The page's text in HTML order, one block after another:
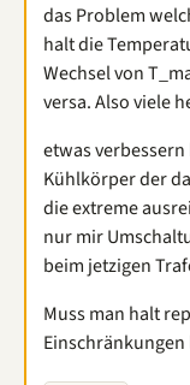
das Problem
halt die
Wechsel von
versa. Also viele
etwas
Kühlkörper der
die extreme
nur mir
beim jetzigen
Muss man halt
Einschränkungen